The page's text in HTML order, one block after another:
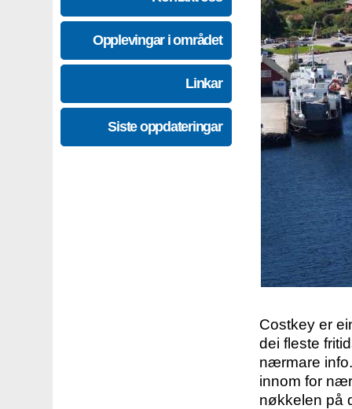
Opplevingar i området
Linkar
Siste oppdateringar
Costkey er
dei fleste
nærmare
innom for
nøkkelen på